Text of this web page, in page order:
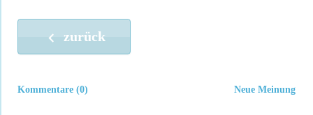
zurück
Neue Meinung
Kommentare (0)